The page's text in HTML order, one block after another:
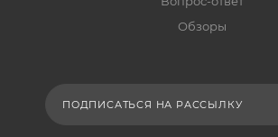
Обзоры
ПОДПИСАТЬСЯ НА РАССЫЛКУ